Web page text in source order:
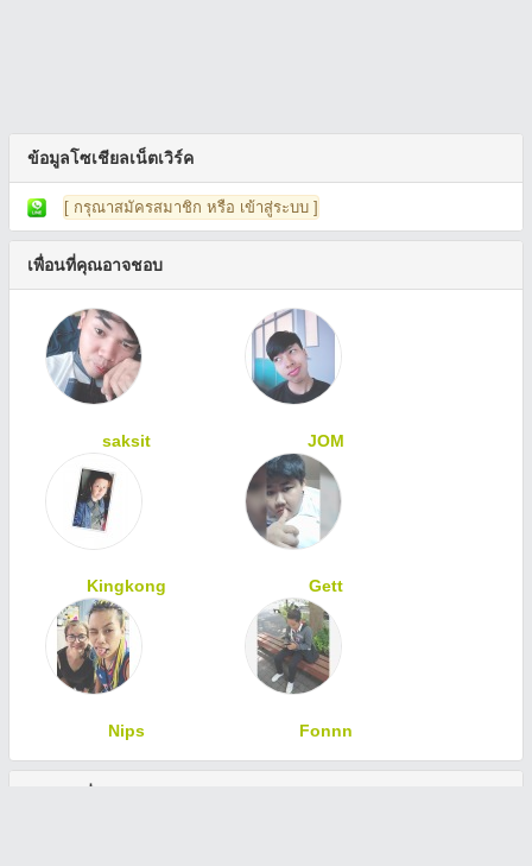
ข้อมูลโซเชียลเน็ตเวิร์ค
[ กรุณาสมัครสมาชิก หรือ เข้าสู่ระบบ ]
เพื่อนที่คุณอาจชอบ
saksit JOM
Kingkong Gett
Nips Fonnn